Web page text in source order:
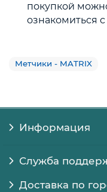
покупкой
ознакомиться
Метчики - MATRIX
Информация
Служба
Доставка по